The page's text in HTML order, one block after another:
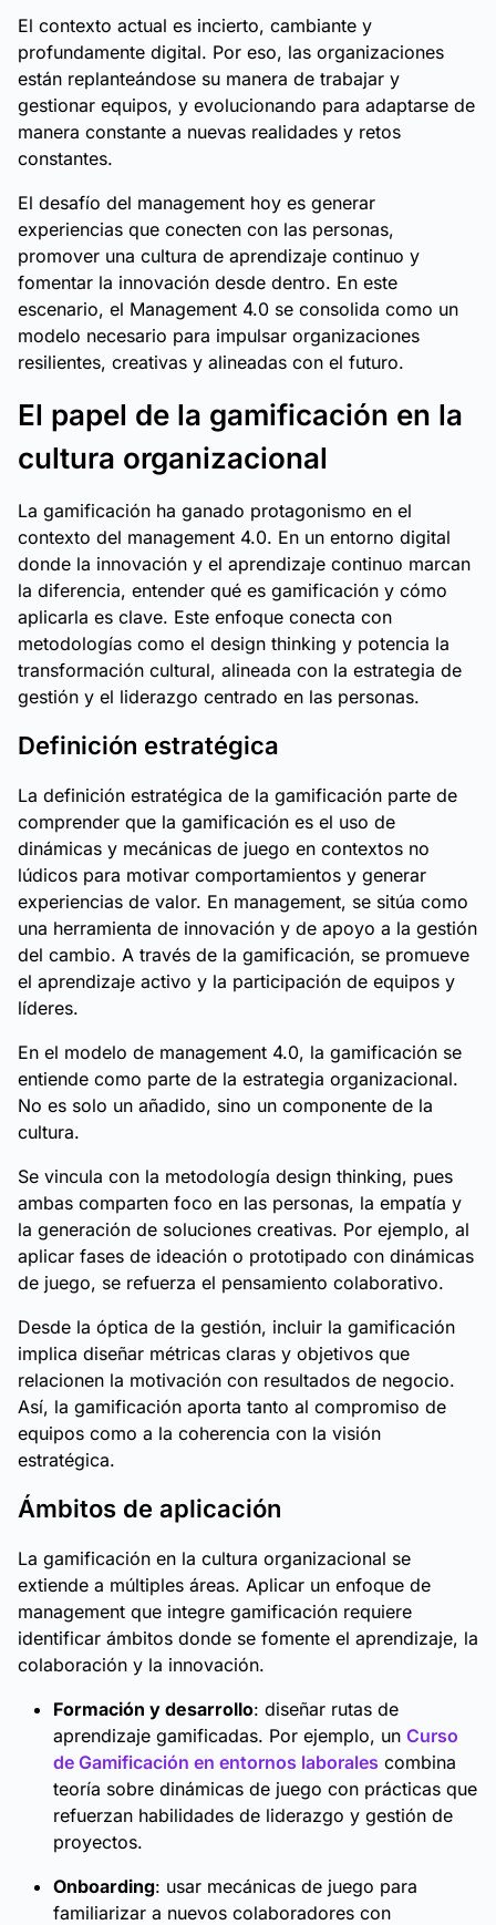
El contexto actual es incierto, cambiante y
profundamente digital. Por eso, las organizaciones
están replanteándose su manera de trabajar y
gestionar equipos, y evolucionando para adaptarse de
manera constante a nuevas realidades y retos
constantes.
El desafío del management hoy es generar
experiencias que conecten con las personas,
promover una cultura de aprendizaje continuo y
fomentar la innovación desde dentro. En este
escenario, el Management 4.0 se consolida como un
modelo necesario para impulsar organizaciones
resilientes, creativas y alineadas con el futuro.
El papel de la gamificación en la
cultura organizacional
La gamificación ha ganado protagonismo en el
contexto del management 4.0. En un entorno digital
donde la innovación y el aprendizaje continuo marcan
la diferencia, entender qué es gamificación y cómo
aplicarla es clave. Este enfoque conecta con
metodologías como el design thinking y potencia la
transformación cultural, alineada con la estrategia de
gestión y el liderazgo centrado en las personas.
Definición estratégica
La definición estratégica de la gamificación parte de
comprender que la gamificación es el uso de
dinámicas y mecánicas de juego en contextos no
lúdicos para motivar comportamientos y generar
experiencias de valor. En management, se sitúa como
una herramienta de innovación y de apoyo a la gestión
del cambio. A través de la gamificación, se promueve
el aprendizaje activo y la participación de equipos y
líderes.
En el modelo de management 4.0, la gamificación se
entiende como parte de la estrategia organizacional.
No es solo un añadido, sino un componente de la
cultura.
Se vincula con la metodología design thinking, pues
ambas comparten foco en las personas, la empatía y
la generación de soluciones creativas. Por ejemplo, al
aplicar fases de ideación o prototipado con dinámicas
de juego, se refuerza el pensamiento colaborativo.
Desde la óptica de la gestión, incluir la gamificación
implica diseñar métricas claras y objetivos que
relacionen la motivación con resultados de negocio.
Así, la gamificación aporta tanto al compromiso de
equipos como a la coherencia con la visión
estratégica.
Ámbitos de aplicación
La gamificación en la cultura organizacional se
extiende a múltiples áreas. Aplicar un enfoque de
management que integre gamificación requiere
identificar ámbitos donde se fomente el aprendizaje, la
colaboración y la innovación.
Formación y desarrollo: diseñar rutas de
aprendizaje gamificadas. Por ejemplo, un Curso
de Gamificación en entornos laborales combina
teoría sobre dinámicas de juego con prácticas que
refuerzan habilidades de liderazgo y gestión de
proyectos.
Onboarding: usar mecánicas de juego para
familiarizar a nuevos colaboradores con